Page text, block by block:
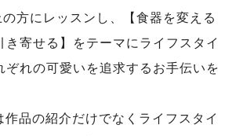
方にレッスンし、【食器を変える
き寄せる】をテーマにライフスタイ
ぞれの可愛いを追求するお手伝いを
作品の紹介だけでなくライフスタイ